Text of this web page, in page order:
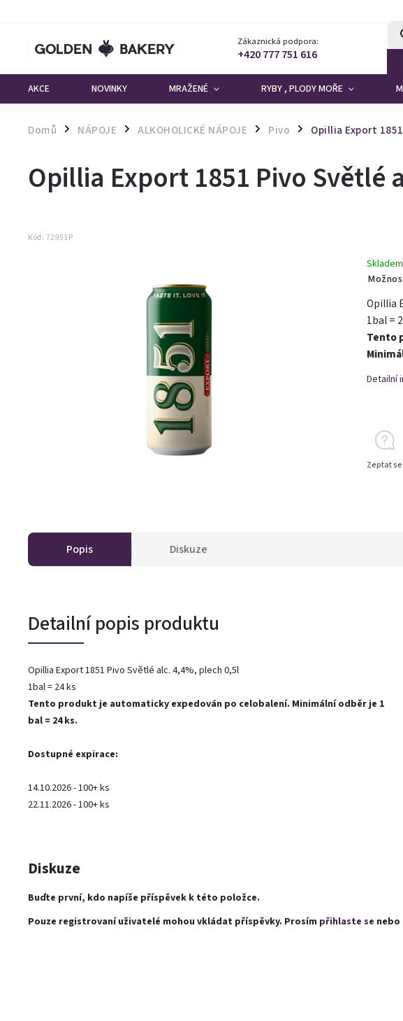
Zákaznická podpora:
+420 777 751 616
AKCE NOVINKY MRAŽENÉ RYBY , PLODY MOŘE
Domů / NÁPOJE / ALKOHOLICKÉ NÁPOJE / Pivo / Opillia Export
Opillia Export 1851 Pivo Světlé
Kód: 72951P
Skladem
Opillia
1bal =
Tento
Detailní
Zeptat se
Popis Diskuze
Detailní popis produktu
Opillia Export 1851 Pivo Světlé alc. 4,4%, plech 0,5l
1bal = 24 ks
Tento produkt je automaticky expedován po celobalení. Minimální odběr je 1
bal = 24 ks.
Dostupné expirace:
14.10.2026 - 100+ ks
22.11.2026 - 100+ ks
Diskuze
Buďte první, kdo napíše příspěvek k této položce.
Pouze registrovaní uživatelé mohou vkládat příspěvky. Prosím přihlaste se nebo